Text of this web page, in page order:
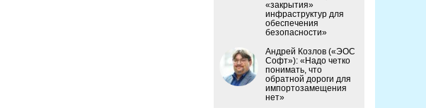
«закрытия»
инфраструктур для
обеспечения
безопасности»
Андрей Козлов («ЭОС
Софт»): «Надо четко
понимать, что
обратной дороги для
импортозамещения
нет»